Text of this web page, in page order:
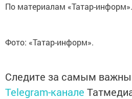
По материалам «Татар-информ».
Фото: «Татар-информ».
Следите за самым
Telegram-канале